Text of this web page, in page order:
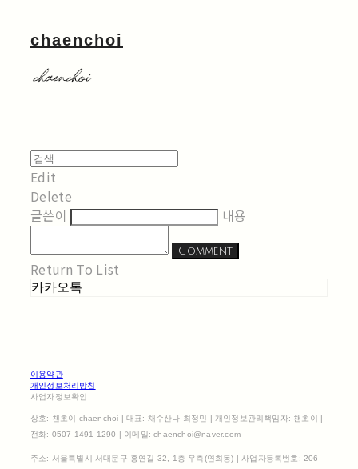
chaenchoi
Edit
Delete
글쓴이
내용
Comment
Return To List
카카오톡
이용약관
개인정보처리방침
사업자정보확인
상호: 챈초이 chaenchoi | 대표: 채수산나 최정민 | 개인정보관리책임자: 챈초이 |
전화: 0507-1491-1290 | 이메일: chaenchoi@naver.com
주소: 서울특별시 서대문구 홍연길 32, 1층 우측(연희동) | 사업자등록번호: 206-